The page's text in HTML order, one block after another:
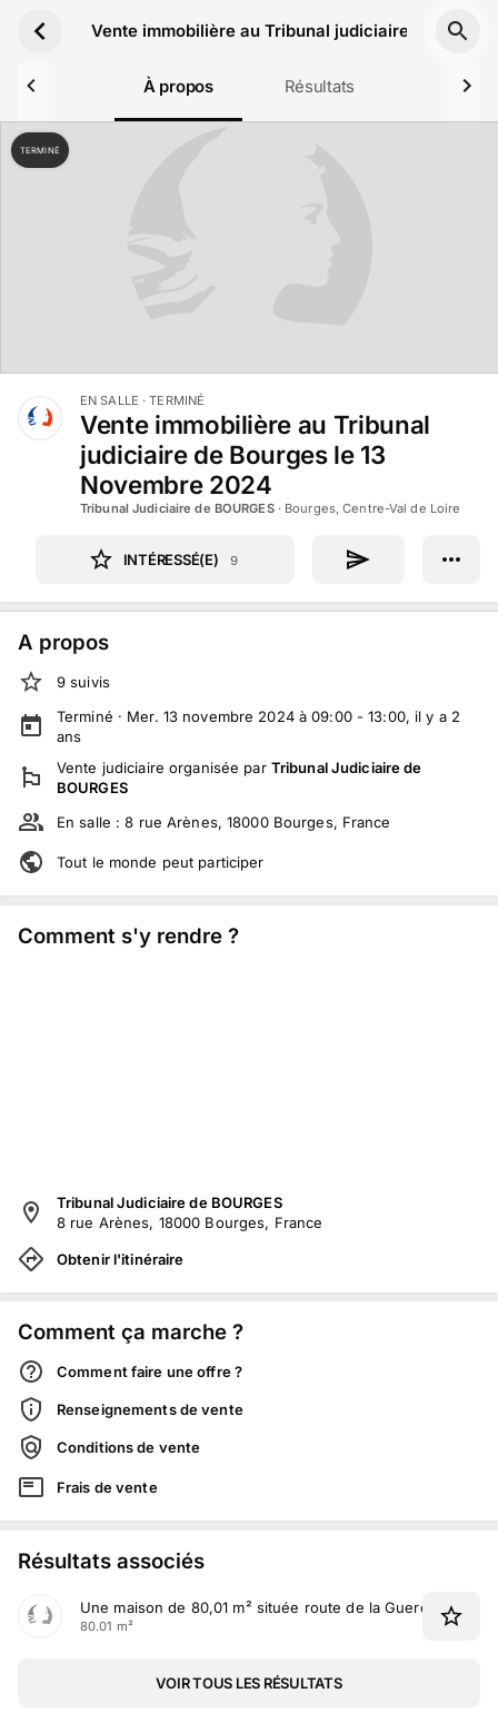
Vente immobilière au Tribunal judiciaire de
À propos Résultats
TERMINÉ
EN SALLE · TERMINÉ
Vente immobilière au Tribunal
judiciaire de Bourges le 13
Novembre 2024
Tribunal Judiciaire de BOURGES· Bourges, Centre-Val de Loire
INTÉRESSÉ(E) 9
A propos
9 suivis
Terminé · Mer. 13 novembre 2024 à 09:00 - 13:00, il y a 2
ans
Vente judiciaire organisée par Tribunal Judiciaire de
BOURGES
En salle :8 rue Arènes, 18000 Bourges, France
Tout le monde peut participer
Comment s'y rendre ?
Tribunal Judiciaire de BOURGES
8 rue Arènes, 18000 Bourges, France
Obtenir l'itinéraire
Comment ça marche ?
Comment faire une offre ?
Renseignements de vente
Conditions de vente
Frais de vente
Résultats associés
Une maison de 80,01 m² située route de la Guerche à La
80.01 m²
VOIR TOUS LES RÉSULTATS